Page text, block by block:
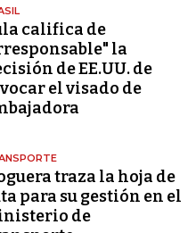
califica de
la
de EE.UU. de
el visado de
traza la hoja de
para su gestión en el
de